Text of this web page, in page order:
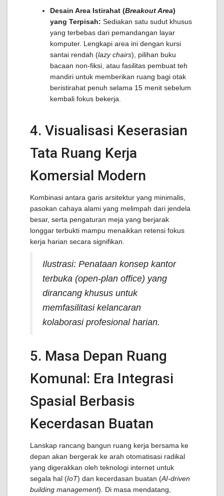
Desain Area Istirahat (Breakout Area)
yang Terpisah: Sediakan satu sudut khusus
yang terbebas dari pemandangan layar
komputer. Lengkapi area ini dengan kursi
santai rendah (lazy chairs), pilihan buku
bacaan non-fiksi, atau fasilitas pembuat teh
mandiri untuk memberikan ruang bagi otak
beristirahat penuh selama 15 menit sebelum
kembali fokus bekerja.
4. Visualisasi Keserasian
Tata Ruang Kerja
Komersial Modern
Kombinasi antara garis arsitektur yang minimalis,
pasokan cahaya alami yang melimpah dari jendela
besar, serta pengaturan meja yang berjarak
longgar terbukti mampu menaikkan retensi fokus
kerja harian secara signifikan.
Ilustrasi: Penataan konsep kantor
terbuka (open-plan office) yang
dirancang khusus untuk
memfasilitasi kelancaran
kolaborasi profesional harian.
5. Masa Depan Ruang
Komunal: Era Integrasi
Spasial Berbasis
Kecerdasan Buatan
Lanskap rancang bangun ruang kerja bersama ke
depan akan bergerak ke arah otomatisasi radikal
yang digerakkan oleh teknologi internet untuk
segala hal (IoT) dan kecerdasan buatan (AI-driven
building management). Di masa mendatang,